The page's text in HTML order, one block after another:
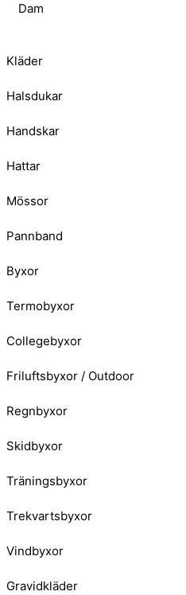
Dam
Kläder
Halsdukar
Handskar
Hattar
Mössor
Pannband
Byxor
Termobyxor
Collegebyxor
Friluftsbyxor / Outdoor
Regnbyxor
Skidbyxor
Träningsbyxor
Trekvartsbyxor
Vindbyxor
Gravidkläder